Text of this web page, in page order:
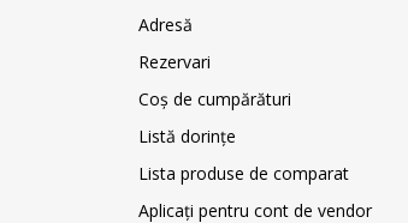
Adresă
Rezervari
Coş de cumpărături
Listă dorințe
Lista produse de comparat
Aplicați pentru cont de vendor